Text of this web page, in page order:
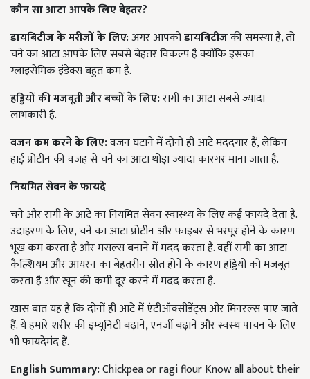
कौन सा आटा आपके लिए बेहतर?
डायबिटीज के मरीजों के लिए: अगर आपकोडायबिटीजकी समस्या है, तो
चने का आटा आपके लिए सबसे बेहतर विकल्प है क्योंकि इसका
ग्लाइसेमिक इंडेक्स बहुत कम है.
हड्डियों की मजबूती और बच्चों के लिए:रागी का आटा सबसे ज्यादा
लाभकारी है.
वजन कम करने के लिए:वजन घटाने में दोनों ही आटे मददगार हैं, लेकिन
हाई प्रोटीन की वजह से चने का आटा थोड़ा ज्यादा कारगर माना जाता है.
नियमित सेवन के फायदे
चने और रागी के आटे का नियमित सेवन स्वास्थ्य के लिए कई फायदे देता है.
उदाहरण के लिए, चने का आटा प्रोटीन और फाइबर से भरपूर होने के कारण
भूख कम करता है और मसल्स बनाने में मदद करता है. वहीं रागी का आटा
कैल्शियम और आयरन का बेहतरीन स्रोत होने के कारण हड्डियों को मजबूत
करता है और खून की कमी दूर करने में मदद करता है.
खास बात यह है कि दोनों ही आटे में एंटीऑक्सीडेंट्स और मिनरल्स पाए जाते
हैं. ये हमारे शरीर की इम्यूनिटी बढ़ाने, एनर्जी बढ़ाने और स्वस्थ पाचन के लिए
भी फायदेमंद हैं.
English Summary:Chickpea or ragi flour Know all about their